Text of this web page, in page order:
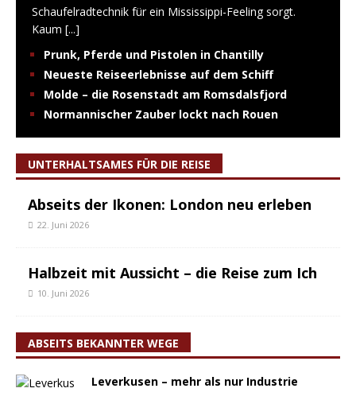
Schaufelradtechnik für ein Mississippi-Feeling sorgt.
Kaum [...]
Prunk, Pferde und Pistolen in Chantilly
Neueste Reiseerlebnisse auf dem Schiff
Molde – die Rosenstadt am Romsdalsfjord
Normannischer Zauber lockt nach Rouen
UNTERHALTSAMES FÜR DIE REISE
Abseits der Ikonen: London neu erleben
22. Juni 2026
Halbzeit mit Aussicht – die Reise zum Ich
10. Juni 2026
ABSEITS BEKANNTER WEGE
Leverkusen – mehr als nur Industrie